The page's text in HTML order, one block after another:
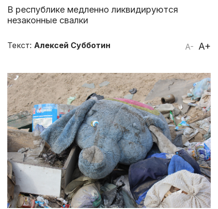
В республике медленно ликвидируются
незаконные свалки
A- A+
Текст: Алексей Субботин